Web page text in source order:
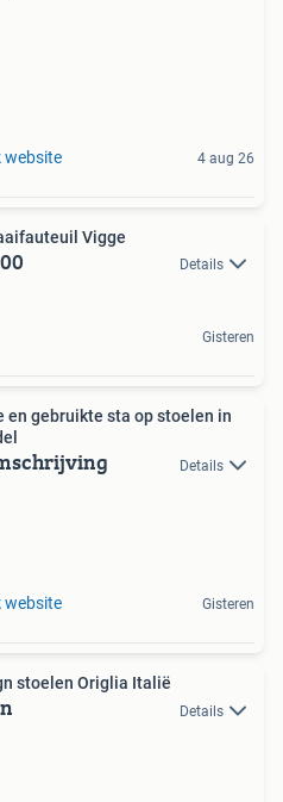
website 4 aug 26
Vigge
Details
Gisteren
en gebruikte sta op stoelen in
Details
website Gisteren
stoelen Origlia Italië
Details